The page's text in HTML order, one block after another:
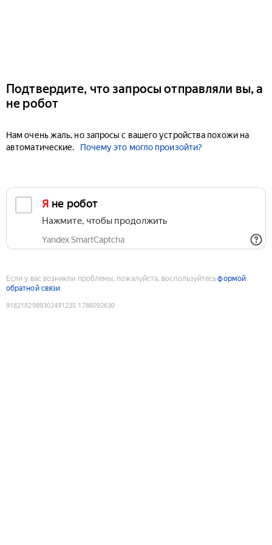
Подтвердите, что запросы отправляли вы, а
не робот
Нам очень жаль, но запросы с вашего устройства похожи на
автоматические.
Почему это могло произойти?
Я не робот
Нажмите, чтобы продолжить
Yandex SmartCaptcha
Если у вас возникли проблемы, пожалуйста, воспользуйтесьформой
обратной связи
9182182989302491235:1786092630